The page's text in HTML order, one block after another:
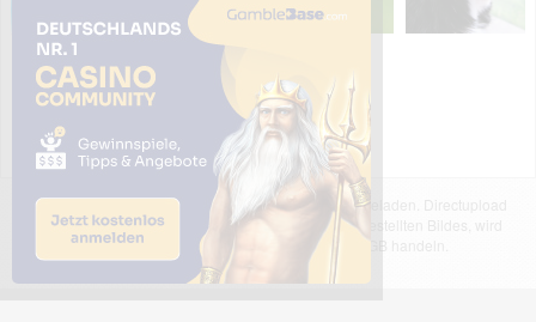
Das dargestellte Bild wurde von einem Nutzer hochgeladen. Directupload
übernimmt keinerlei Haftung für den Inhalt des dargestellten Bildes, wird
jedoch bei Verstößen nach §2(3) unserer AGB handeln.